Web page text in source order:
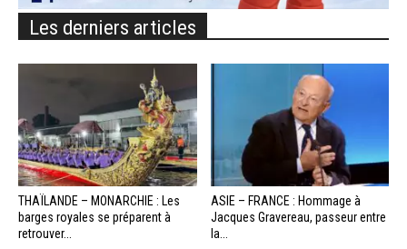
Les derniers articles
THAÏLANDE – MONARCHIE : Les
barges royales se préparent à
retrouver...
ASIE – FRANCE : Hommage à
Jacques Gravereau, passeur entre
la...